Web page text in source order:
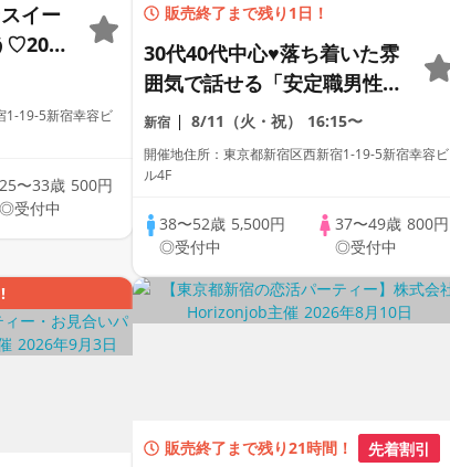
イー
♡20代
チン
Key
あ
1-19-5新宿幸容ビ
25〜33歳 500円
◎受付中
販売終了まで残り1日！
30代40代中心♥落ち着いた雰
囲気で話せる「安定職男性と
の出会い★ワイン＆スイーツ
付き」個室スタイル/White
Key AI Matching/マッチン
新宿 8/11（火・祝） 16:15〜
開催地住所：東京都新宿区西新宿1-19-5新宿幸容ビ
ル4F
38〜52歳 5,500円
◎受付中
37〜49歳 800円
◎受付中
販売終了まで残り21時間！ 先着割引